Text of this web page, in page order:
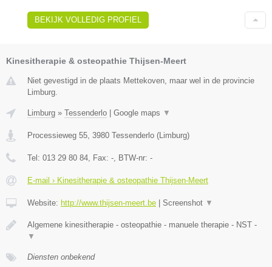
BEKIJK VOLLEDIG PROFIEL
Kinesitherapie & osteopathie Thijsen-Meert
Niet gevestigd in de plaats Mettekoven, maar wel in de provincie
Limburg.
Limburg » Tessenderlo Google maps ▼
Processieweg 55, 3980 Tessenderlo (Limburg)
Tel: 013 29 80 84, Fax: -, BTW-nr: -
E-mail › Kinesitherapie & osteopathie Thijsen-Meert
Website: http://www.thijsen-meert.be Screenshot ▼
Algemene kinesitherapie - osteopathie - manuele therapie - NST -
▼
Diensten onbekend